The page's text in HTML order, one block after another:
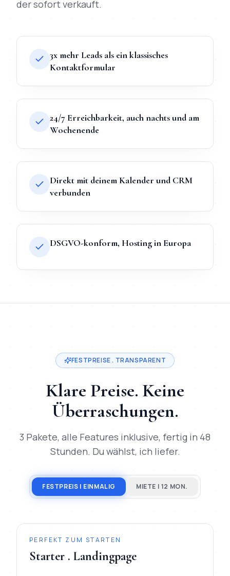
der sofort verkauft.
3x mehr Leads als ein klassisches
Kontaktformular
24/7 Erreichbarkeit, auch nachts und am
Wochenende
Direkt mit deinem Kalender und CRM
verbunden
DSGVO-konform, Hosting in Europa
FESTPREISE . TRANSPARENT
Klare Preise. Keine
Überraschungen.
3 Pakete, alle Features inklusive, fertig in 48
Stunden. Du wählst, ich liefer.
FESTPREIS | EINMALIG MIETE | 12 MON.
PERFEKT ZUM STARTEN
Starter . Landingpage